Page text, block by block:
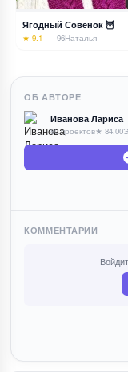
Ягодный Совёнок 🦉
★ 9.1 96Наталья
ОБ АВТОРЕ
Иванова Лариса
80 проектов★ 84.00
КОММЕНТАРИИ